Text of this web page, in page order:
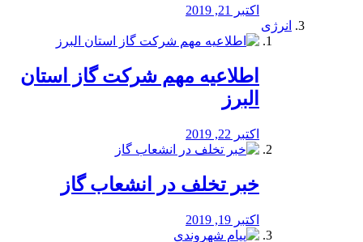
اکتبر 21, 2019
انرژی
️اطلاعیه مهم شرکت گاز استان
البرز
اکتبر 22, 2019
خبر تخلف در انشعاب گاز
اکتبر 19, 2019